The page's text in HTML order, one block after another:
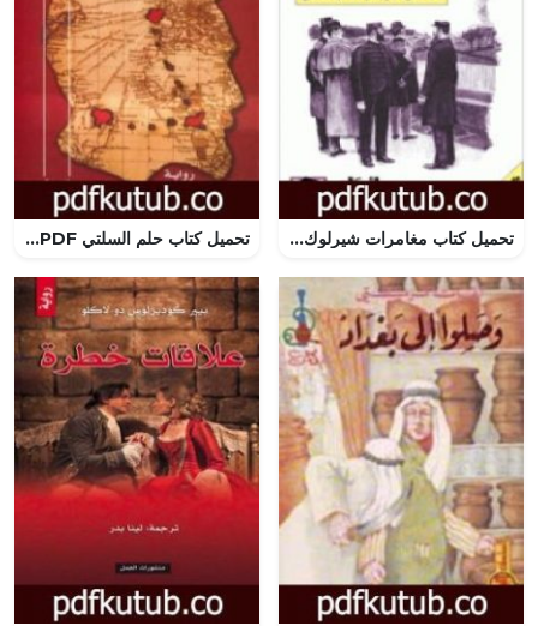
تحميل كتاب مغامرات شيرلوك هولمز – مغامرة إبهام المهندس PDF تأليف آرثر كونان دويل مجانا [كامل] تحميل كتاب حلم السلتي PDF تأليف ماريو بارغاس يوسا مجانا [كامل]